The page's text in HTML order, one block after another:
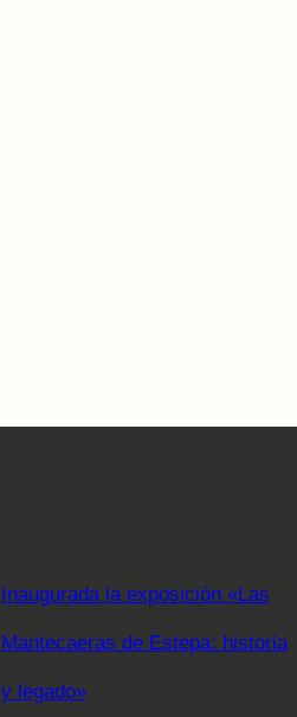
Inaugurada la exposición «Las
Mantecaeras de Estepa: historia
y legado»